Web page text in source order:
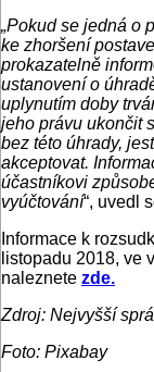
„Pokud se jedná o
ke zhoršení
prokazatelně
ustanovení o
uplynutím doby
jeho právu ukončit
bez této úhrady,
akceptovat.
účastníkovi
vyúčtování“, uvedl
Informace k
listopadu 2018, ve
naleznete zde.
Zdroj: Nejvyšší
Foto: Pixabay